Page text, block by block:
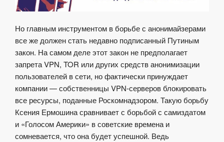
Но главным инструментом в борьбе с анонимайзерами
все же должен стать недавно подписанный Путиным
закон. На самом деле этот закон не предполагает
запрета VPN, TOR или других средств анонимизации
пользователей в сети, но фактически принуждает
компании — собственницы VPN-серверов блокировать
все ресурсы, поданные Роскомнадзором. Такую борьбу
Ксения Ермошина сравнивает с борьбой с самиздатом
и «Голосом Америки» в советские времена и
сомневается, что она будет успешной. Ведь